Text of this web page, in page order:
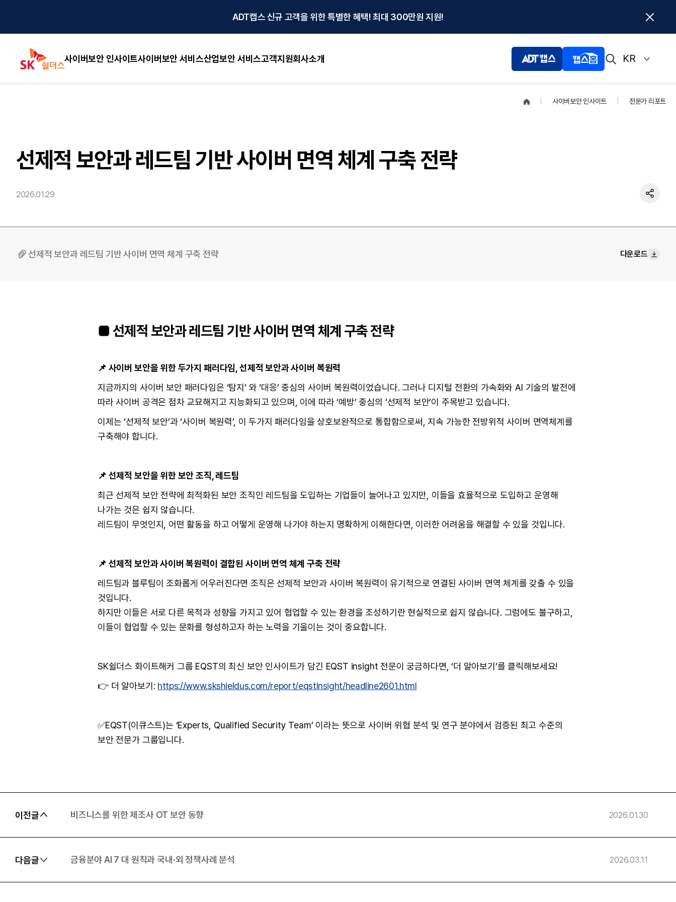
ADT캡스 신규 고객을 위한 특별한 혜택! 최대 300만원 지원!
사이버보안 인사이트사이버보안 서비스산업보안 서비스고객지원회사소개 KR
사이버보안 인사이트 전문가 리포트
선제적 보안과 레드팀 기반 사이버 면역 체계 구축 전략
2026.01.29
선제적 보안과 레드팀 기반 사이버 면역 체계 구축 전략 다운로드
■ 선제적 보안과 레드팀 기반 사이버 면역 체계 구축 전략
📌 사이버 보안을 위한 두가지 패러다임, 선제적 보안과 사이버 복원력
지금까지의 사이버 보안 패러다임은 ‘탐지’ 와 ‘대응’ 중심의 사이버 복원력이었습니다. 그러나 디지털 전환의 가속화와 AI 기술의 발전에
따라 사이버 공격은 점차 교묘해지고 지능화되고 있으며, 이에 따라 ‘예방’ 중심의 ‘선제적 보안’이 주목받고 있습니다.
이제는 ‘선제적 보안’과 ‘사이버 복원력’, 이 두가지 패러다임을 상호보완적으로 통합함으로써, 지속 가능한 전방위적 사이버 면역체계를
구축해야 합니다.
📌 선제적 보안을 위한 보안 조직, 레드팀
최근 선제적 보안 전략에 최적화된 보안 조직인 레드팀을 도입하는 기업들이 늘어나고 있지만, 이들을 효율적으로 도입하고 운영해
나가는 것은 쉽지 않습니다.
레드팀이 무엇인지, 어떤 활동을 하고 어떻게 운영해 나가야 하는지 명확하게 이해한다면, 이러한 어려움을 해결할 수 있을 것입니다.
📌 선제적 보안과 사이버 복원력이 결합된 사이버 면역 체계 구축 전략
레드팀과 블루팀이 조화롭게 어우러진다면 조직은 선제적 보안과 사이버 복원력이 유기적으로 연결된 사이버 면역 체계를 갖출 수 있을
것입니다.
하지만 이들은 서로 다른 목적과 성향을 가지고 있어 협업할 수 있는 환경을 조성하기란 현실적으로 쉽지 않습니다. 그럼에도 불구하고,
이들이 협업할 수 있는 문화를 형성하고자 하는 노력을 기울이는 것이 중요합니다.
SK쉴더스 화이트해커 그룹 EQST의 최신 보안 인사이트가 담긴 EQST insight 전문이 궁금하다면, ‘더 알아보기’를 클릭해보세요!
👉 더 알아보기: https://www.skshieldus.com/report/eqstInsight/headline2601.html
✅EQST(이큐스트)는 ‘Experts, Qualified Security Team’ 이라는 뜻으로 사이버 위협 분석 및 연구 분야에서 검증된 최고 수준의
보안 전문가 그룹입니다.
이전글 비즈니스를 위한 제조사 OT 보안 동향 2026.01.30
다음글 금융분야 AI 7 대 원칙과 국내·외 정책사례 분석 2026.03.11